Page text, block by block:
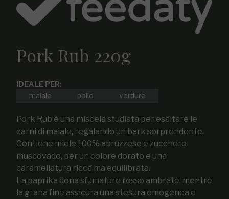
Pork Rub 220g
IDEALE PER:
maiale
pollo verdure
Pork Rub è una miscela studiata per esaltare le
carni di maiale, regalando un bark sorprendente.
Contiene miele 100% abruzzese e zucchero
muscovado, per un colore dorato e una
caramellatura ricca ma equilibrata.
La paprika dona sfumature rosso ambrate, mentre
la grana fine assicura una stesura omogenea e